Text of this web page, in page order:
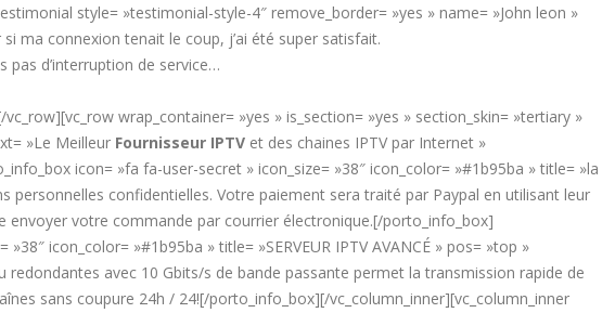
style= »testimonial-style-4″ remove_border= »yes » name= »John leon »
ma connexion tenait le coup, j’ai été super satisfait.
pas d’interruption de service…
wrap_container= »yes » is_section= »yes » section_skin= »tertiary »
»Le Meilleur Fournisseur IPTV et des chaines IPTV par Internet »
icon= »fa fa-user-secret » icon_size= »38″ icon_color= »#1b95ba » title= »la
confidentielles. Votre paiement sera traité par Paypal en utilisant leur
votre commande par courrier électronique.[/porto_info_box]
icon_color= »#1b95ba » title= »SERVEUR IPTV AVANCÉ » pos= »top »
avec 10 Gbits/s de bande passante permet la transmission rapide de
sans coupure 24h / 24![/porto_info_box][/vc_column_inner][vc_column_inner